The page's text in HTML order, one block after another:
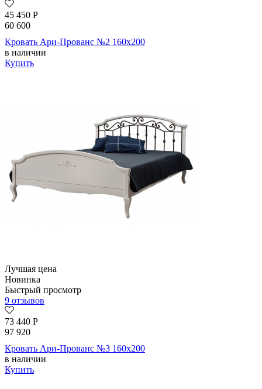
45 450 Р
60 600
Кровать Ари-Прованс №2 160х200
в наличии
Купить
Лучшая цена
Новинка
Быстрый просмотр
9 отзывов
73 440 Р
97 920
Кровать Ари-Прованс №3 160х200
в наличии
Купить